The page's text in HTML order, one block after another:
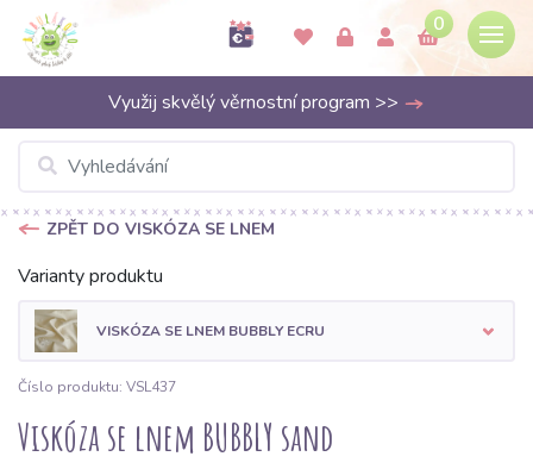
0
Využij skvělý věrnostní program >>
ZPĚT DO VISKÓZA SE LNEM
Varianty produktu
VISKÓZA SE LNEM BUBBLY ECRU
Číslo produktu: VSL437
Viskóza se lnem BUBBLY sand